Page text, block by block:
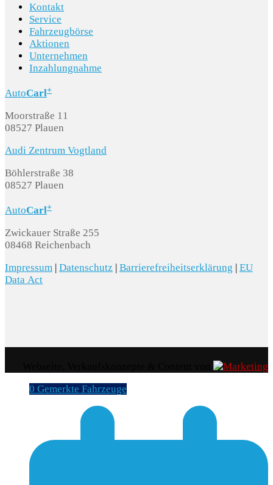
Kontakt
Service
Fahrzeugbörse
Aktionen
Unternehmen
Inzahlungnahme
AutoCarl+
Moorstraße 11
08527 Plauen
Audi Zentrum Vogtland
Böhlerstraße 38
08527 Plauen
AutoCarl+
Zwickauer Straße 255
08468 Reichenbach
Impressum | Datenschutz | Barrierefreiheitserklärung | EU
Data Act
0 Gemerkte Fahrzeuge